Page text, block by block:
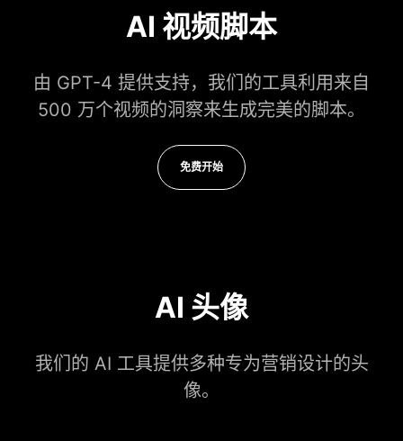
AI 视频脚本
由 GPT-4 提供支持，我们的工具利用来自
500 万个视频的洞察来生成完美的脚本。
免费开始
AI 头像
我们的 AI 工具提供多种专为营销设计的头
像。